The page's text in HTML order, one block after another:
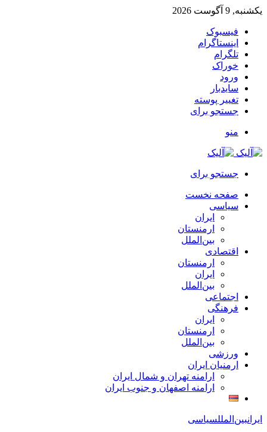
یکشنبه, 9 آگوست 2026
فیسبوک
اینستاگرام
تلگرام
خوراک
ورود
سایدبار
تغییر پوسته
جستجو برای
منو
جستجو برای
صفحه نخست
سیاسی
ایران
ارمنستان
بین‌الملل
اقتصادی
ارمنستان
ایران
بین‌الملل
اجتماعی
فرهنگی
ایران
ارمنستان
بین‌الملل
ورزشی
ارمنیان ایران
ارامنه تهران و شمال ایران
ارامنه اصفهان و جنوب ایران
ایرانبین‌المللسیاسی